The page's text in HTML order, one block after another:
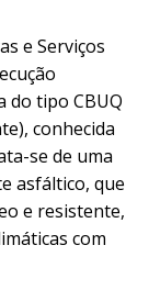
e Serviços
do tipo CBUQ
conhecida
se de uma
asfáltico, que
e resistente,
com